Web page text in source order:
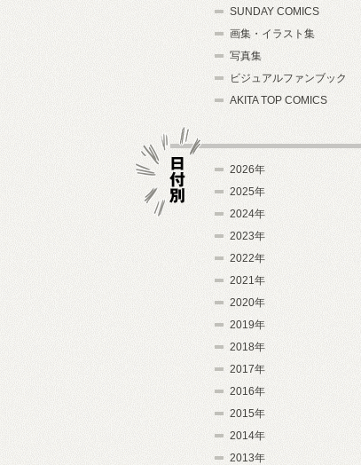
SUNDAY COMICS
画集・イラスト集
写真集
ビジュアルファンブック
AKITA TOP COMICS
2026年
2025年
2024年
2023年
2022年
2021年
2020年
2019年
2018年
2017年
2016年
2015年
2014年
2013年